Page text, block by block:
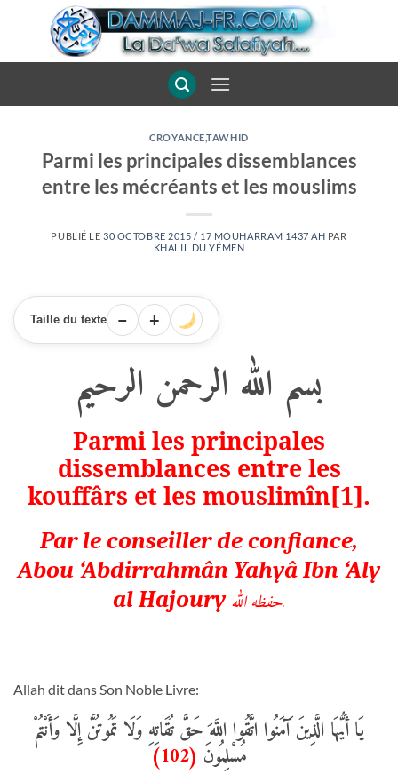
CROYANCE,TAWHID
Parmi les principales dissemblances
entre les mécréants et les mouslims
PUBLIÉ LE 30 OCTOBRE 2015 / 17 MOUHARRAM 1437 AH PAR
KHALÎL DU YÉMEN
Taille du texte − +
بسم الله الرحمن الرحيم
Parmi les principales
dissemblances entre les
kouffârs et les mouslimîn[1].
Par le conseiller de confiance,
Abou ‘Abdirrahmân Yahyâ Ibn ‘Aly
al Hajouryحفظه الله.
Allah dit dans Son Noble Livre:
يَا أَيُّهَا الَّذِينَ آَمَنُوا اتَّقُوا اللَّهَ حَقَّ تُقَاتِهِ وَلَا تَمُوتُنَّ إِلَّا وَأَنْتُمْ
مُسْلِمُونَ (102)